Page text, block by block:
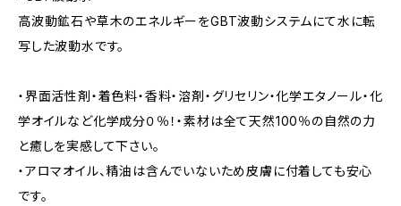
高波動鉱石や草木のエネルギーをGBT波動システムにて水に転
写した波動水です。
・界面活性剤・着色料・香料・溶剤・グリセリン・化学エタノール・化
学オイルなど化学成分０％！・素材は全て天然100％の自然の力
と癒しを実感して下さい。
・アロマオイル、精油は含んでいないため皮膚に付着しても安心
です。